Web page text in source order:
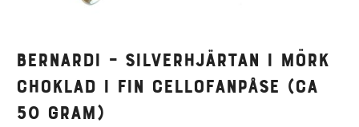
Bernardi – Silverhjärtan i mörk
choklad i fin cellofanpåse (ca
50 gram)